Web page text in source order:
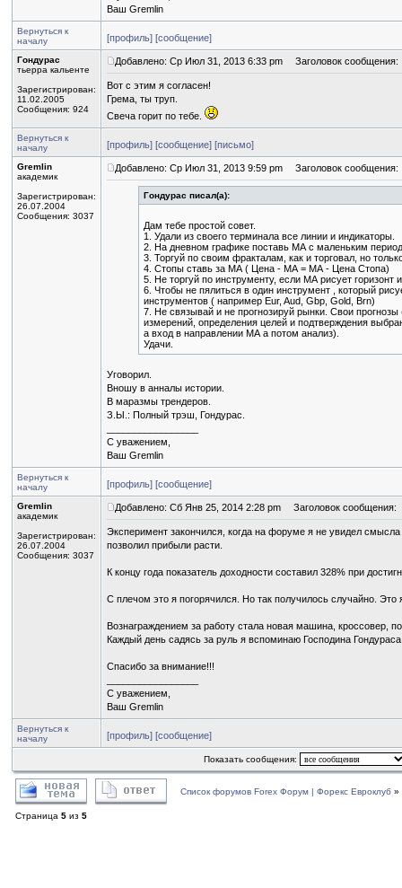
Ваш Gremlin
Вернуться к
началу
[профиль] [сообщение]
Гондурас
тьерра кальенте
Зарегистрирован:
11.02.2005
Сообщения: 924
Добавлено: Ср Июл 31, 2013 6:33 pm Заголовок сообщения:
Вот с этим я согласен!
Грема, ты труп.
Свеча горит по тебе.
Вернуться к
началу
[профиль] [сообщение] [письмо]
Gremlin
академик
Зарегистрирован:
26.07.2004
Сообщения: 3037
Добавлено: Ср Июл 31, 2013 9:59 pm Заголовок сообщения:
Гондурас писал(а):
Дам тебе простой совет.
1. Удали из своего терминала все линии и индикаторы.
2. На дневном графике поставь МА с маленьким
3. Торгуй по своим фракталам, как и торговал, но
4. Стопы ставь за МА ( Цена - МА = МА - Цена Стопа)
5. Не торгуй по инструменту, если МА рисует горизонт
6. Чтобы не пялиться в один инструмент , который
инструментов ( например Eur, Aud, Gbp, Gold, Brn)
7. Не связывай и не прогнозируй рынки. Свои
измерений, определения целей и подтверждения
а вход в направлении МА а потом анализ).
Удачи.
Уговорил.
Вношу в анналы истории.
В маразмы трендеров.
З.Ы.: Полный трэш, Гондурас.
С уважением,
Ваш Gremlin
Вернуться к
началу
[профиль] [сообщение]
Gremlin
академик
Зарегистрирован:
26.07.2004
Сообщения: 3037
Добавлено: Сб Янв 25, 2014 2:28 pm Заголовок сообщения:
Эксперимент закончился, когда на форуме я не увидел
позволил прибыли расти.
К концу года показатель доходности составил 328% при
С плечом это я погорячился. Но так получилось случайно.
Вознаграждением за работу стала новая машина, кроссовер,
Каждый день садясь за руль я вспоминаю Господина
Спасибо за внимание!!!
С уважением,
Ваш Gremlin
Вернуться к
началу
[профиль] [сообщение]
Показать сообщения:
Список форумов Forex Форум | Форекс Евроклуб »
Страница 5 из 5